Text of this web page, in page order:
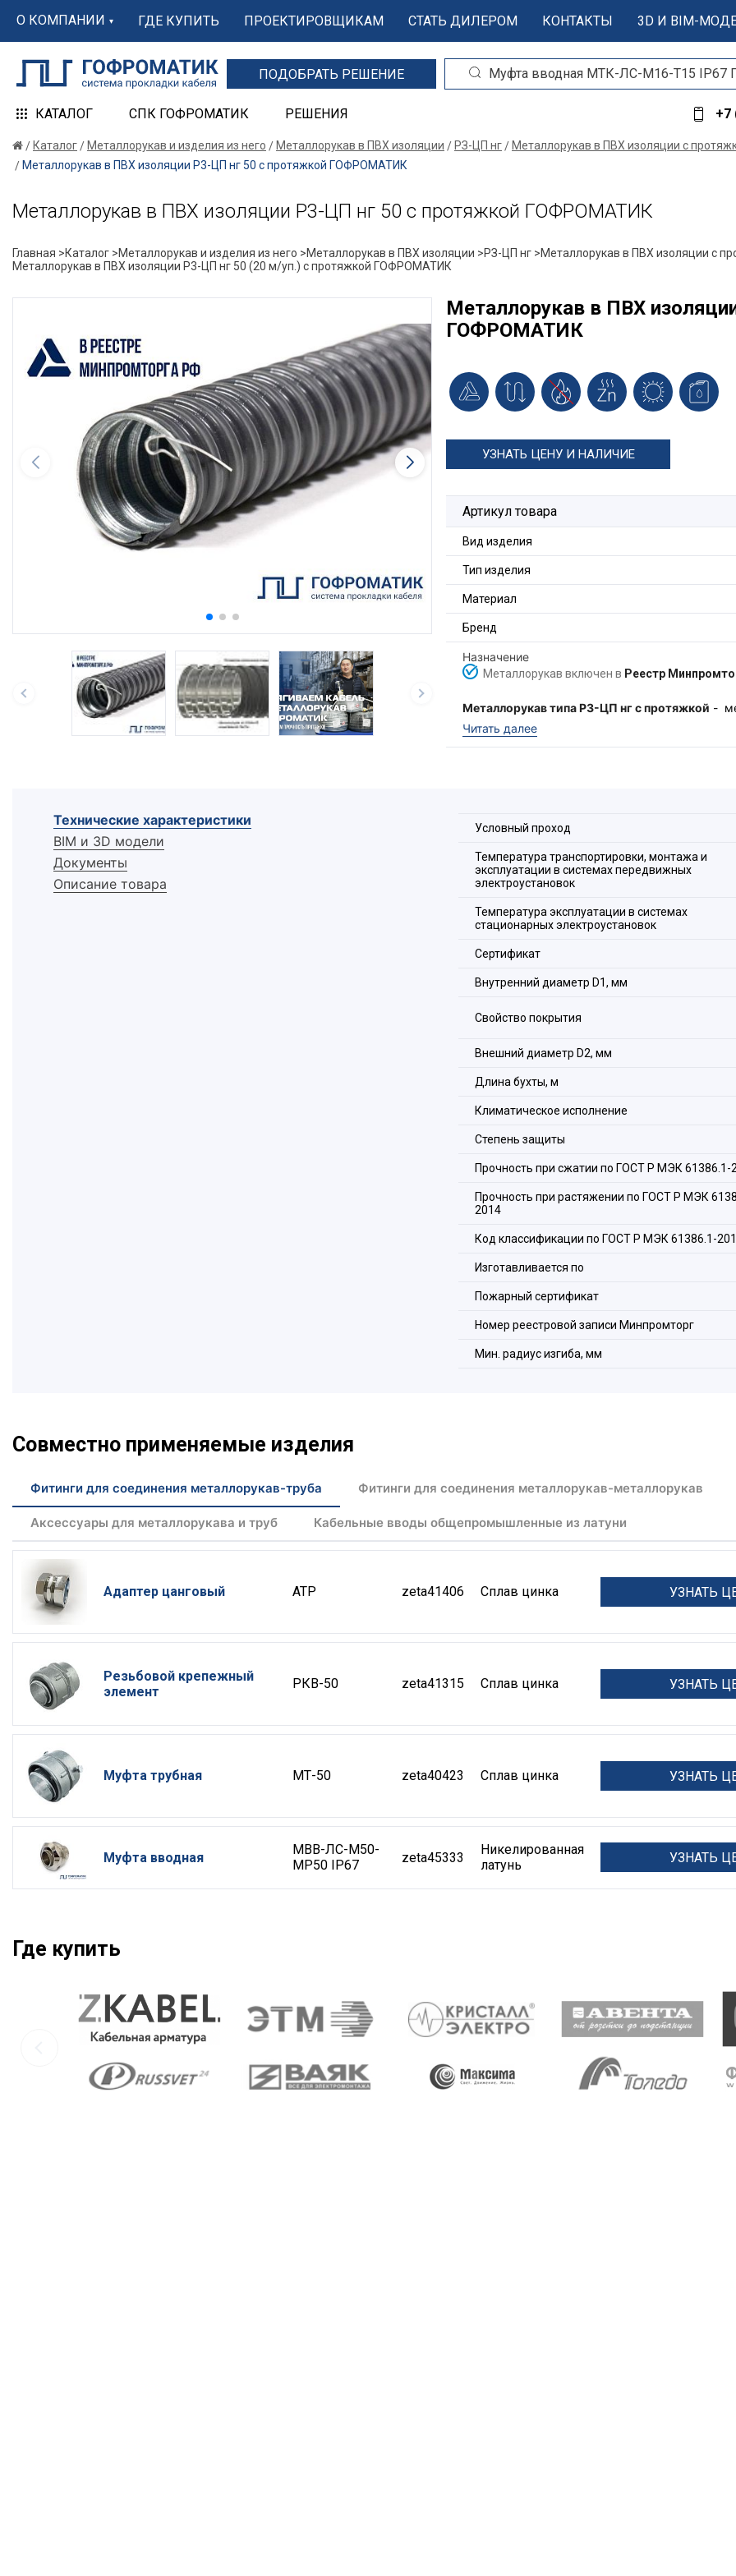
О КОМПАНИИ ГДЕ КУПИТЬ ПРОЕКТИРОВЩИКАМ СТАТЬ ДИЛЕРОМ КОНТАКТЫ 3D И BIM-
ПОДОБРАТЬ РЕШЕНИЕ
КАТАЛОГ СПК ГОФРОМАТИК РЕШЕНИЯ +7
Каталог Металлорукав и изделия из него Металлорукав в ПВХ изоляции РЗ-ЦП нг
Металлорукав в ПВХ изоляции с
Металлорукав в ПВХ изоляции Р3-ЦП нг 50 с протяжкой ГОФРОМАТИК
Металлорукав в ПВХ изоляции Р3-ЦП нг 50 с протяжкой ГОФРОМАТИК
Главная >Каталог >Металлорукав и изделия из него >Металлорукав в ПВХ изоляции >РЗ-ЦП нг >Металлорукав в ПВХ изоляции с
Металлорукав в ПВХ изоляции Р3-ЦП нг 50 (20 м/уп.) с протяжкой ГОФРОМАТИК
Металлорукав в ПВХ
ГОФРОМАТИК
УЗНАТЬ ЦЕНУ И НАЛИЧИЕ
Артикул товара
Вид изделия
Тип изделия
Материал
Бренд
Назначение
Металлорукав включен в Реестр
Металлорукав типа Р3-ЦП нг с протяжкой -
металлической оцинкованной ленты,
информационных кабелей в трубных системах
производить с помощью применения
“ЗЭТА” (МСР, МСМ, МТ, МВВ, МТР, АТР, РКВ,
При заземлении металлорукава другим
сопротивление не более 0,05 Ом по ГОСТ Р
Читать далее
Технические характеристики
BIM и 3D модели
Документы
Описание товара
Условный проход
Температура транспортировки, монтажа и
эксплуатации в системах передвижных
электроустановок
Температура эксплуатации в системах
стационарных электроустановок
Сертификат
Внутренний диаметр D1, мм
Свойство покрытия
Внешний диаметр D2, мм
Длина бухты, м
Климатическое исполнение
Степень защиты
Прочность при сжатии по ГОСТ Р МЭК 61386.1-
Прочность при растяжении по ГОСТ Р МЭК
2014
Код классификации по ГОСТ Р МЭК 61386.1-
Изготавливается по
Пожарный сертификат
Номер реестровой записи Минпромторг
Мин. радиус изгиба, мм
Совместно применяемые изделия
Фитинги для соединения металлорукав-труба Фитинги для соединения металлорукав-металлорукав
Аксессуары для металлорукава и труб Кабельные вводы общепромышленные из латуни
Адаптер цанговый АТР zeta41406 Сплав цинка УЗНАТЬ
Резьбовой крепежный
элемент
РКВ-50 zeta41315 Сплав цинка УЗНАТЬ
Муфта трубная МТ-50 zeta40423 Сплав цинка УЗНАТЬ
Муфта вводная
МВВ-ЛС-М50-
МР50 IP67
zeta45333
Никелированная
латунь
УЗНАТЬ
Где купить